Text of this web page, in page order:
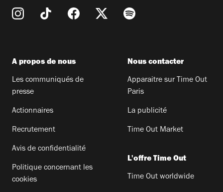
A propos de nous
Les communiqués de
presse
Actionnaires
Recrutement
Avis de confidentialité
Politique concernant les
cookies
Nous contacter
Apparaitre sur Time Out
Paris
La publicité
Time Out Market
L'offre Time Out
Time Out worldwide